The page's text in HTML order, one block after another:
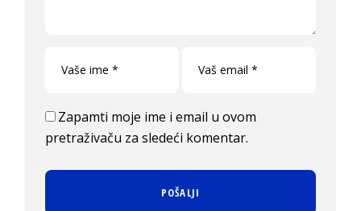
Zapamti moje ime i email u ovom
pretraživaču za sledeći komentar.